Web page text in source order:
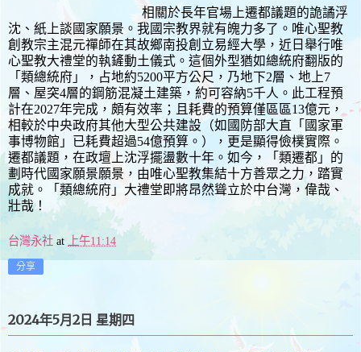
相關於長年官場上遷都議題的詭譎浮
沈、紙上談國家願景。我國宗教界就有魄力多了。唯心聖教
創教宗主混元禪師在其故鄉南投創立易經大學，近日舉行唯
心聖教大禮堂的執鏟動土儀式。這個外型猶如總統府翻版的
「類總統府」，占地約5200平方公尺，乃地下2層、地上7
層、屋突4層的鋼筋混凝土建築，約可容納5千人。此工程預
計在2027年完成，頗有效率；且耗費的預算僅區區13億元，
相較於中央政府其他大型公共建設（如國防部大直「國家軍
事博物館」已耗費超過54億預算。），更是顯得儉樸實際。
遷都議題，在政壇上沈浮擺盪數十年。如今，「類遷都」的
劃時代國家願景願景，由唯心聖教集結十方善眾之力，踏實
成就。「類總統府」大禮堂即將昂然聳立於中台灣，偉哉、
壯哉！
台灣永社 at 上午11:14
分享
2024年5月2日 星期四